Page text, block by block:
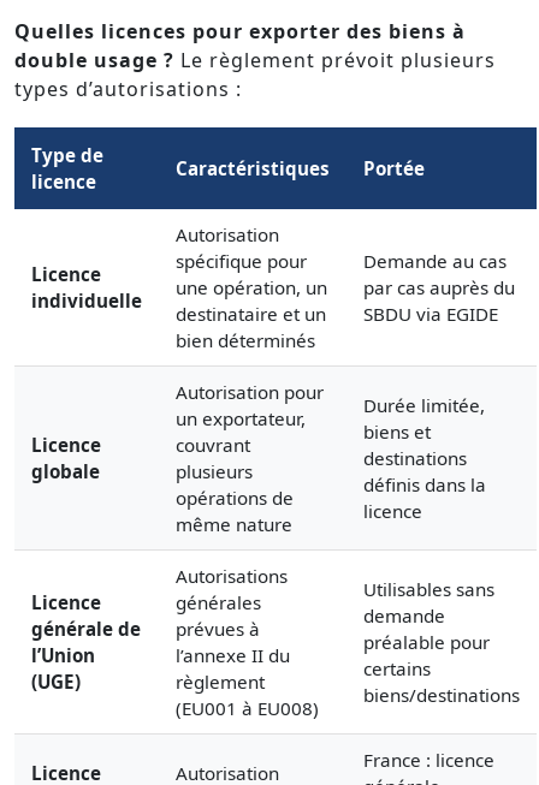
Quelles licences pour exporter des biens à
double usage ? Le règlement prévoit plusieurs
types d’autorisations :
Type de
licence
Caractéristiques Portée
Licence
individuelle
Autorisation
spécifique pour
une opération, un
destinataire et un
bien déterminés
Demande au cas
par cas auprès du
SBDU via EGIDE
Licence
globale
Autorisation pour
un exportateur,
couvrant
plusieurs
opérations de
même nature
Durée limitée,
biens et
destinations
définis dans la
licence
Licence
générale de
l’Union
(UGE)
Autorisations
générales
prévues à
l’annexe II du
règlement
(EU001 à EU008)
Utilisables sans
demande
préalable pour
certains
biens/destinations
Licence
Autorisation
France : licence